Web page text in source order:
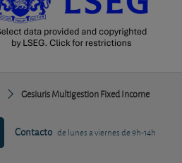
Gesiuris Multigestion Fixed Income
Contacto de lunes a viernes de 9h-14h